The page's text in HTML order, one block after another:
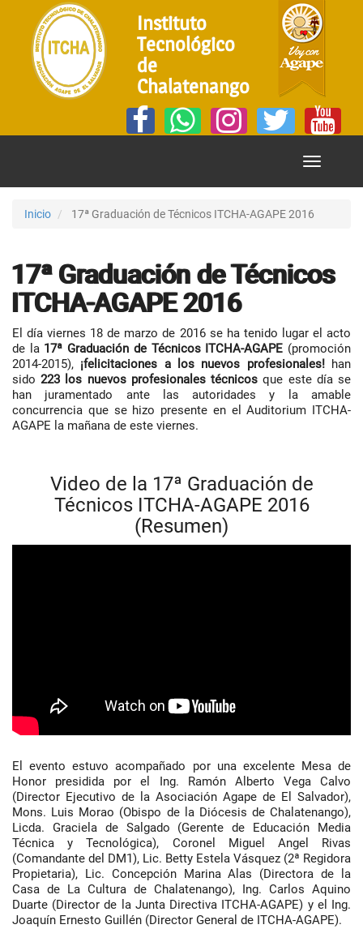
Instituto
Tecnológico
de
Chalatenango
Mostrar
Inicio 17ª Graduación de Técnicos ITCHA-AGAPE 2016
17ª Graduación de Técnicos
ITCHA-AGAPE 2016
El día viernes 18 de marzo de 2016 se ha tenido lugar el acto
de la 17ª Graduación de Técnicos ITCHA-AGAPE (promoción
2014-2015), ¡felicitaciones a los nuevos profesionales!han
sido223 los nuevos profesionales técnicos que este día se
han juramentado ante las autoridades y la amable
concurrencia que se hizo presente en el Auditorium ITCHA-
AGAPE la mañana de este viernes.
Video de la 17ª Graduación de
Técnicos ITCHA-AGAPE 2016
(Resumen)
El evento estuvo acompañado por una excelente Mesa de
Honor presidida por el Ing. Ramón Alberto Vega Calvo
(Director Ejecutivo de la Asociación Agape de El Salvador),
Mons. Luis Morao (Obispo de la Diócesis de Chalatenango),
Licda. Graciela de Salgado (Gerente de Educación Media
Técnica y Tecnológica), Coronel Miguel Angel Rivas
(Comandante del DM1), Lic. Betty Estela Vásquez (2ª Regidora
Propietaria), Lic. Concepción Marina Alas (Directora de la
Casa de La Cultura de Chalatenango), Ing. Carlos Aquino
Duarte (Director de la Junta Directiva ITCHA-AGAPE) y el Ing.
Joaquín Ernesto Guillén (Director General de ITCHA-AGAPE).